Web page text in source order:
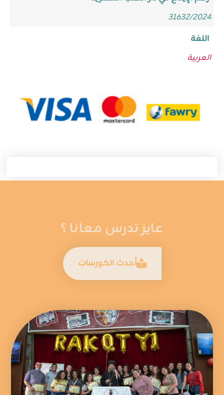
31632/2024
اللغة
العربية
عايز تدرس معانا ؟
أحدث الكورسات